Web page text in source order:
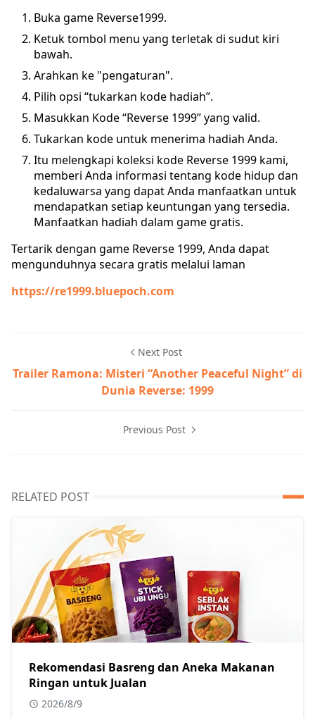
Buka game Reverse1999.
Ketuk tombol menu yang terletak di sudut kiri
bawah.
Arahkan ke "pengaturan".
Pilih opsi “tukarkan kode hadiah”.
Masukkan Kode “Reverse 1999” yang valid.
Tukarkan kode untuk menerima hadiah Anda.
Itu melengkapi koleksi kode Reverse 1999 kami,
memberi Anda informasi tentang kode hidup dan
kedaluwarsa yang dapat Anda manfaatkan untuk
mendapatkan setiap keuntungan yang tersedia.
Manfaatkan hadiah dalam game gratis.
Tertarik dengan game Reverse 1999, Anda dapat
mengunduhnya secara gratis melalui laman
https://re1999.bluepoch.com
Next Post
Trailer Ramona: Misteri “Another Peaceful Night” di
Dunia Reverse: 1999
Previous Post
RELATED POST
Rekomendasi Basreng dan Aneka Makanan
Ringan untuk Jualan
2026/8/9